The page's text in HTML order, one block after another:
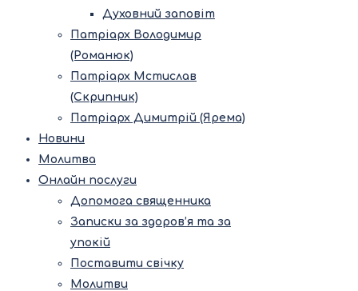
Духовний заповіт
Патріарх Володимир
(Романюк)
Патріарх Мстислав
(Скрипник)
Патріарх Димитрій (Ярема)
Новини
Молитва
Онлайн послуги
Допомога священника
Записки за здоров’я та за
упокій
Поставити свічку
Молитви